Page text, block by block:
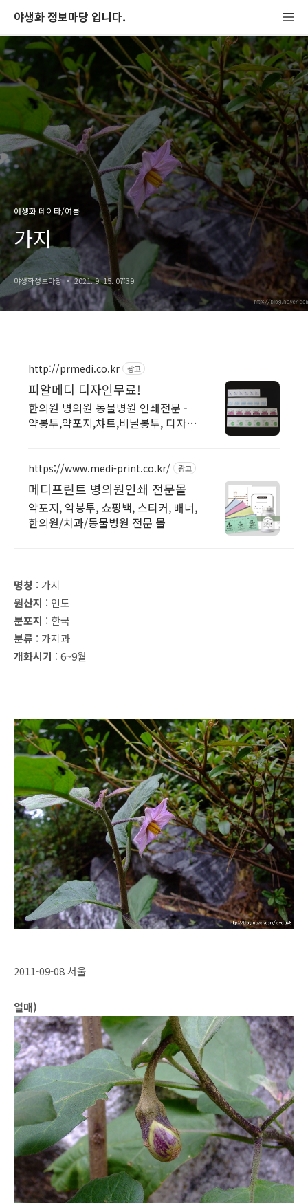
야생화 정보마당 입니다.
야생화 데이타/여름
가지
야생화정보마당 2021. 9. 15. 07:39
http://prmedi.co.kr 광고
피알메디 디자인무료!
한의원 병의원 동물병원 인쇄전문 -
약봉투,약포지,챠트,비닐봉투, 디자인
https://www.medi-print.co.kr/ 광고
메디프린트 병의원인쇄 전문몰
약포지, 약봉투, 쇼핑백, 스티커, 배너,
한의원/치과/동물병원 전문 몰
명칭 : 가지
원산지 : 인도
분포지 : 한국
분류 : 가지과
개화시기 : 6~9월
2011-09-08 서울
열매)